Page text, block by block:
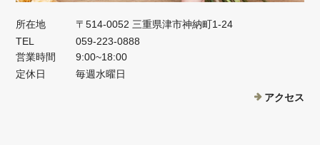
所在地
〒514-0052 三重県津市神納町1-24
TEL
059-223-0888
営業時間
9:00~18:00
定休日
毎週水曜日
アクセス